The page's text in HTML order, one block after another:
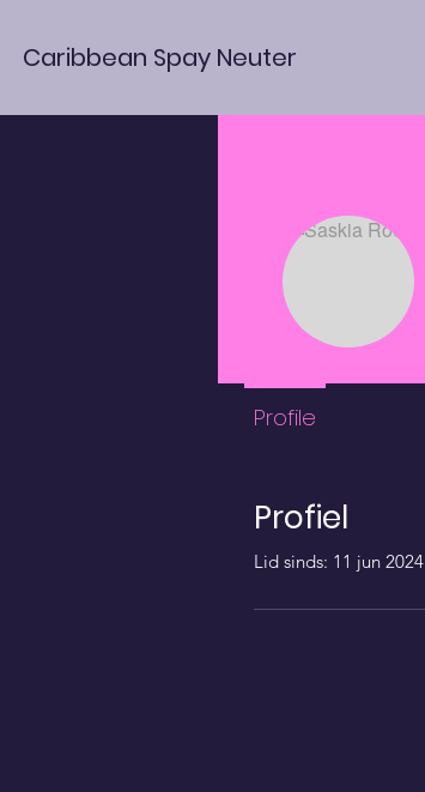
Caribbean Spay Neuter
Profiel
Lid sinds: 11 jun 2024
Profile